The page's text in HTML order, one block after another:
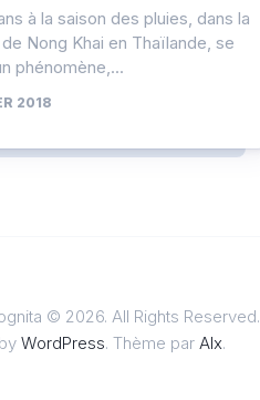
à la saison des pluies, dans la
Nong Khai en Thaïlande, se
phénomène,...
2018
© 2026. All Rights Reserved.
WordPress. Thème par Alx.